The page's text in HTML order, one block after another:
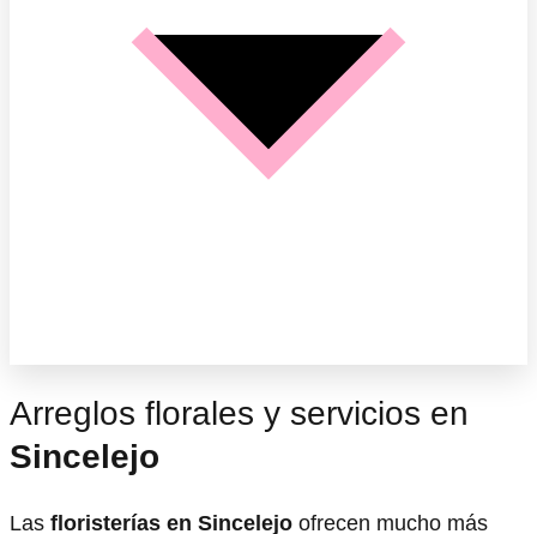
Arreglos florales y servicios en
Sincelejo
Las floristerías en Sincelejo ofrecen mucho más